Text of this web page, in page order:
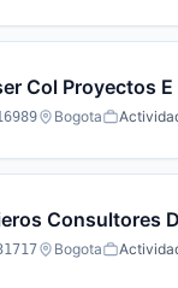
Col Proyectos
Bogota
Consultores
Bogota